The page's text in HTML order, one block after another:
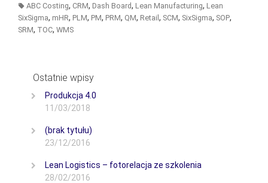
ABC Costing, CRM, Dash Board, Lean Manufacturing, Lean
SixSigma, mHR, PLM, PM, PRM, QM, Retail , SCM, SixSigma, SOP,
SRM, TOC, WMS
Ostatnie wpisy
Produkcja 4.0
11/03/2018
(brak tytułu)
23/12/2016
Lean Logistics – fotorelacja ze szkolenia
28/02/2016